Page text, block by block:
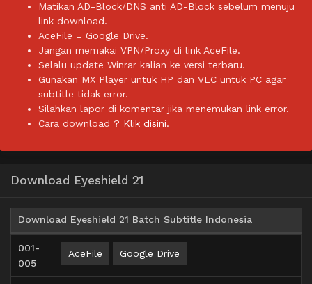
Matikan AD-Block/DNS anti AD-Block sebelum menuju
link download.
AceFile = Google Drive.
Jangan memakai VPN/Proxy di link AceFile.
Selalu update Winrar kalian ke versi terbaru.
Gunakan MX Player untuk HP dan VLC untuk PC agar
subtitle tidak error.
Silahkan lapor di komentar jika menemukan link error.
Cara download ? Klik disini.
Download Eyeshield 21
Download Eyeshield 21 Batch Subtitle Indonesia
001-
005
AceFile Google Drive